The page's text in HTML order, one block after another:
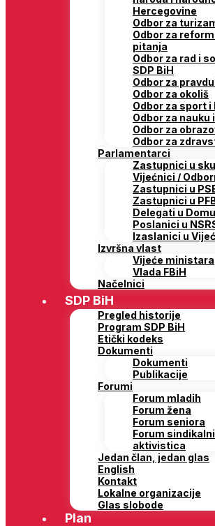
Hercegovine
Odbor za
Odbor za
pitanja
Odbor za rad i
SDP BiH
Odbor za
Odbor za okoliš
Odbor za sport i
Odbor za nauku
Odbor za
Odbor za
Parlamentarci
Zastupnici u
Vijećnici /
Zastupnici u
Zastupnici u
Delegati u
Poslanici u
Izaslanici u
Izvršna vlast
Vijeće ministara
Vlada FBiH
Načelnici
SDP BiH
Pregled historije
Program SDP BiH
Etički kodeks
Dokumenti
Dokumenti
Publikacije
Forumi
Forum mladih
Forum žena
Forum seniora
Forum
aktivistica
Jedan član, jedan glas
English
Kontakt
Lokalne organizacije
Glas slobode
Plan